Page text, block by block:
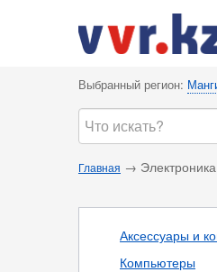
Выбранный регион:
Главная →
Аксессуары и
Компьютеры